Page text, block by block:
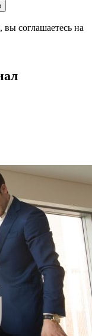
соглашаетесь на